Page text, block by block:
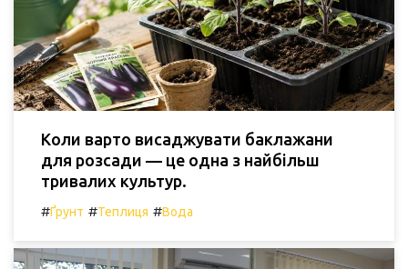
Коли варто висаджувати баклажани
для розсади — це одна з найбільш
тривалих культур.
#Ґрунт #Теплиця #Вода